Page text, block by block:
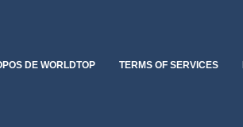
DE WORLDTOP TERMS OF SERVICES